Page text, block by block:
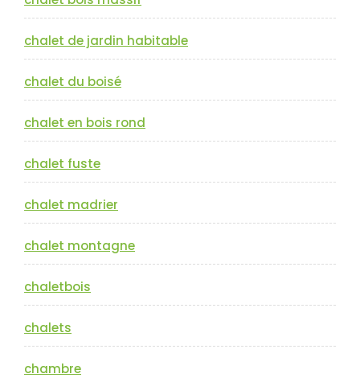
chalet de jardin habitable
chalet du boisé
chalet en bois rond
chalet fuste
chalet madrier
chalet montagne
chaletbois
chalets
chambre